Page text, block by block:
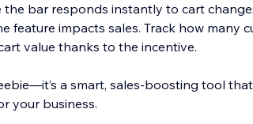
the bar responds instantly to cart
feature impacts sales. Track how many
value thanks to the incentive.
a smart, sales-boosting tool
your business.